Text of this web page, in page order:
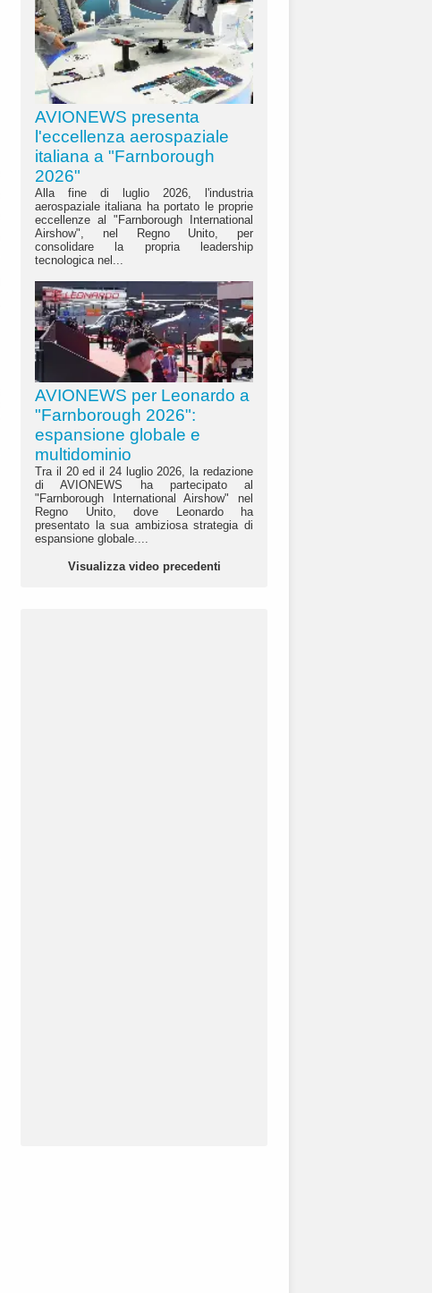
AVIONEWS presenta
l'eccellenza aerospaziale
italiana a "Farnborough
2026"
Alla fine di luglio 2026, l'industria
aerospaziale italiana ha portato le proprie
eccellenze al "Farnborough International
Airshow", nel Regno Unito, per
consolidare la propria leadership
tecnologica nel...
AVIONEWS per Leonardo a
"Farnborough 2026":
espansione globale e
multidominio
Tra il 20 ed il 24 luglio 2026, la redazione
di AVIONEWS ha partecipato al
"Farnborough International Airshow" nel
Regno Unito, dove Leonardo ha
presentato la sua ambiziosa strategia di
espansione globale....
Visualizza video precedenti